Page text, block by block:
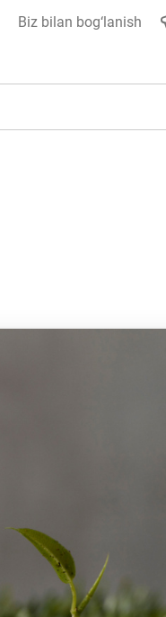
Biz bilan bog‘lanish
Loyiha